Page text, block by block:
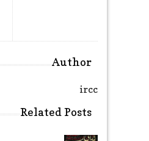
Author
ircc
Related Posts